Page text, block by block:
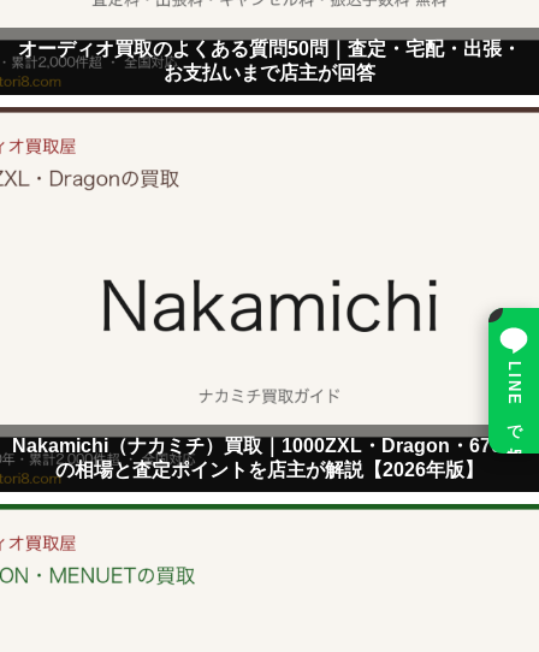
オーディオ買取のよくある質問50問｜査定・宅配・出張・
お支払いまで店主が回答
Nakamichi（ナカミチ）買取｜1000ZXL・Dragon・670ZX
の相場と査定ポイントを店主が解説【2026年版】
LINE で相談
×